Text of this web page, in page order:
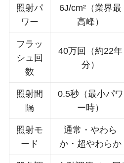
照射パ
ワー
6J/cm²（業界最
高峰）
フラッ
シュ回
数
40万回（約22年
分）
照射間
隔
0.5秒（最小パワ
ー時）
照射モ
ード
通常・やわら
か・超やわらか